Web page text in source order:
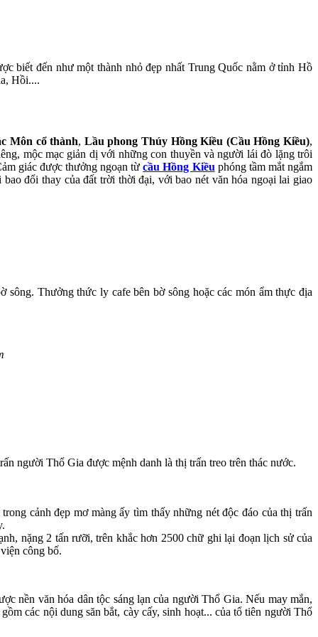
biết đến như một thành nhỏ đẹp nhất Trung Quốc nằm ở tỉnh Hồ
Hồi....
Môn cổ thành, Lầu phong Thúy Hồng Kiều (Cầu Hồng Kiều),
mộc mạc giản dị với những con thuyền và người lái đò lặng trôi
giác được thưởng ngoạn từcầu Hồng Kiều phóng tầm mắt ngắm
đổi thay của đất trời thời đại, với bao nét văn hóa ngoại lai giao
Thưởng thức ly cafe bên bờ sông hoặc các món ẩm thực địa
người Thổ Gia được mệnh danh là thị trấn treo trên thác nước.
cảnh đẹp mơ màng ấy tìm thấy những nét độc đáo của thị trấn
nặng 2 tấn rưỡi, trên khắc hơn 2500 chữ ghi lại đoạn lịch sử của
công bố.
nền văn hóa dân tộc sáng lạn của người Thổ Gia. Nếu may mắn,
các nội dung săn bắt, cày cấy, sinh hoạt... của tổ tiên người Thổ